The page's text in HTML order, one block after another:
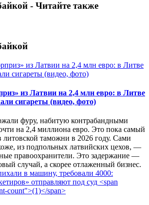
- Читайте также
из Латвии на 2,4 млн евро: в Литве
сигареты (видео, фото)
фуру, набитую контрабандными
на 2,4 миллиона евро. Это пока самый
таможни в 2026 году. Сами
из подпольных латвийских цехов, —
правоохранители. Это задержание —
случай, а скорее отлаженный бизнес.